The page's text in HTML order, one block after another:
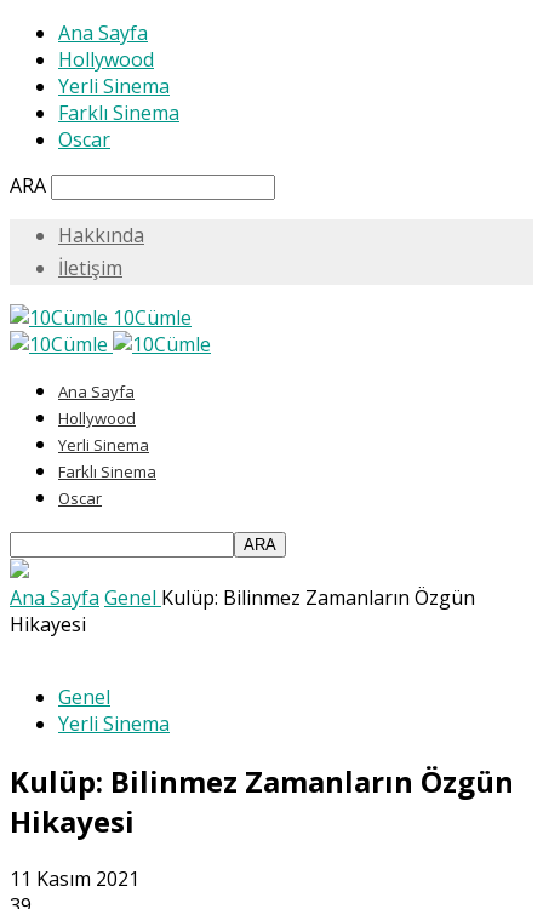
Ana Sayfa
Hollywood
Yerli Sinema
Farklı Sinema
Oscar
ARA
Hakkında
İletişim
10Cümle
Ana Sayfa
Hollywood
Yerli Sinema
Farklı Sinema
Oscar
Ana Sayfa Genel Kulüp: Bilinmez Zamanların Özgün
Hikayesi
Genel
Yerli Sinema
Kulüp: Bilinmez Zamanların Özgün
Hikayesi
11 Kasım 2021